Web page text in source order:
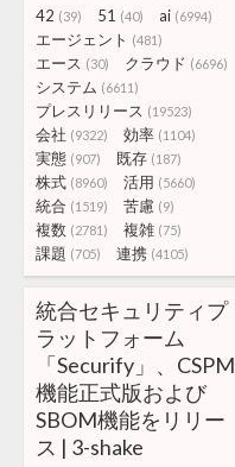
42 (39) 51 (40) ai (6994)
エージェント (481)
エース (30) クラウド (6696)
システム (6611)
プレスリリース (19523)
会社 (9322) 効率 (1104)
実態 (907) 既存 (187)
株式 (8960) 活用 (5660)
統合 (1519) 苦慮 (9)
複数 (2781) 複雑 (75)
課題 (705) 連携 (4105)
統合セキュリティプ
ラットフォーム
「Securify」、CSPM
機能正式版および
SBOM機能をリリー
ス | 3-shake